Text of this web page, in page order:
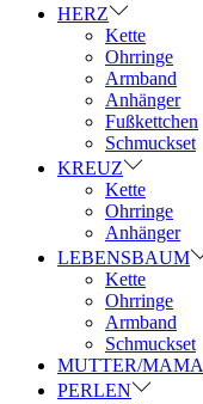
HERZ
Kette
Ohrringe
Armband
Anhänger
Fußkettchen
Schmuckset
KREUZ
Kette
Ohrringe
Anhänger
LEBENSBAUM
Kette
Ohrringe
Armband
Schmuckset
MUTTER/MAMA
PERLEN